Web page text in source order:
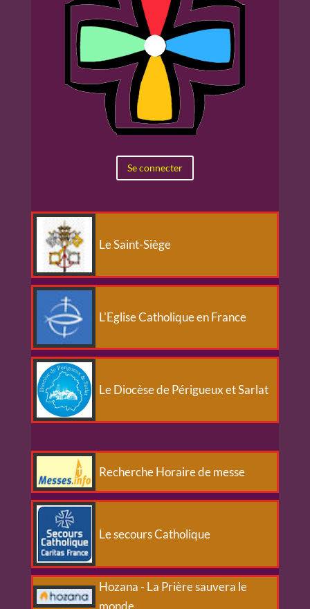
Se connecter
Le Saint-Siège
L'Eglise Catholique en France
Le Diocèse de Périgueux et Sarlat
Recherche Horaire de messe
Le secours Catholique
Hozana - La Prière sauvera le
monde